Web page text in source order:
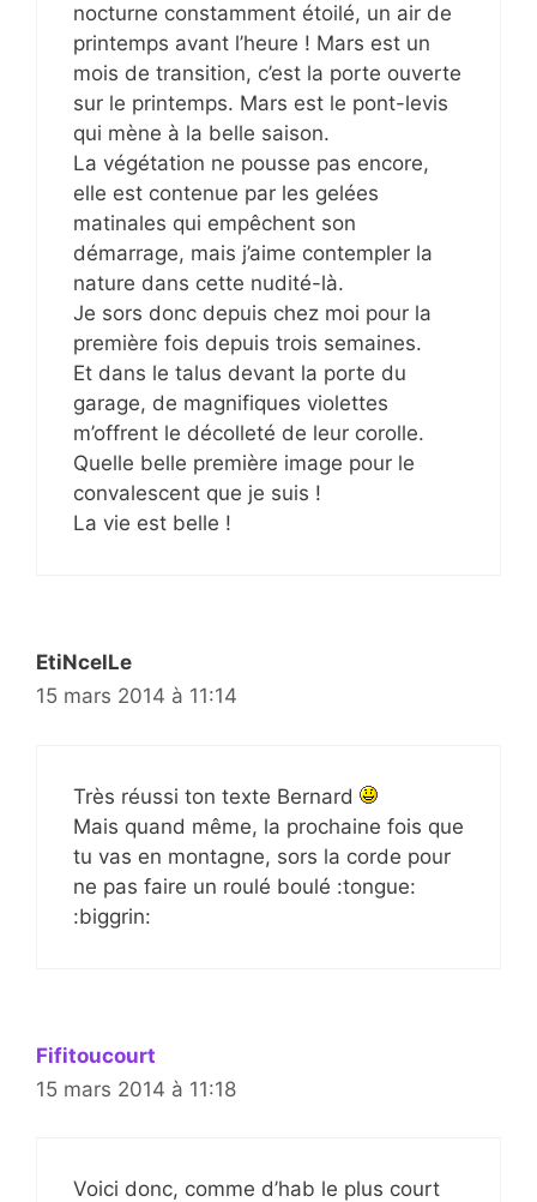
nocturne constamment étoilé, un air de
printemps avant l’heure ! Mars est un
mois de transition, c’est la porte ouverte
sur le printemps. Mars est le pont-levis
qui mène à la belle saison.
La végétation ne pousse pas encore,
elle est contenue par les gelées
matinales qui empêchent son
démarrage, mais j’aime contempler la
nature dans cette nudité-là.
Je sors donc depuis chez moi pour la
première fois depuis trois semaines.
Et dans le talus devant la porte du
garage, de magnifiques violettes
m’offrent le décolleté de leur corolle.
Quelle belle première image pour le
convalescent que je suis !
La vie est belle !
EtiNcelLe
15 mars 2014 à 11:14
Très réussi ton texte Bernard
Mais quand même, la prochaine fois que
tu vas en montagne, sors la corde pour
ne pas faire un roulé boulé :tongue:
:biggrin:
Fifitoucourt
15 mars 2014 à 11:18
Voici donc, comme d’hab le plus court